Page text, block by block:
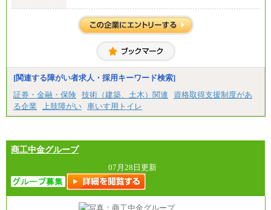
※１ 試用期間６か月（試用期間中も給与に変更
はございません）
※２ 勤務地により異なります
（1) 総合職 （院了）月給274,862円～／（大学卒）
月給245,000円～（※1）
(2) エリア総合職 月給233,410円～（※1）
(3) アシスタントスタッフ 日給9,800円～12,500円
（※2）
※１ 試用期間６か月（試用期間中も給与に変更
なし）
※２ 勤務地により異なる
[関連する障がい者求人・採用キーワード検索]
証券・金融・保険 技術（建築、土木）関連
資格取得支援制度があ
る企業
上肢障がい 車いす用トイレ
商工中金グループ
07月28日更新